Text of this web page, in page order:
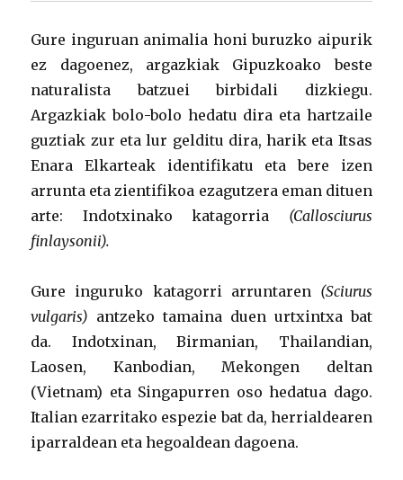
Gure inguruan animalia honi buruzko aipurik
ez dagoenez, argazkiak Gipuzkoako beste
naturalista batzuei birbidali dizkiegu.
Argazkiak bolo-bolo hedatu dira eta hartzaile
guztiak zur eta lur gelditu dira, harik eta Itsas
Enara Elkarteak identifikatu eta bere izen
arrunta eta zientifikoa ezagutzera eman dituen
arte: Indotxinako katagorria (Callosciurus
finlaysonii).
Gure inguruko katagorri arruntaren (Sciurus
vulgaris) antzeko tamaina duen urtxintxa bat
da. Indotxinan, Birmanian, Thailandian,
Laosen, Kanbodian, Mekongen deltan
(Vietnam) eta Singapurren oso hedatua dago.
Italian ezarritako espezie bat da, herrialdearen
iparraldean eta hegoaldean dagoena.